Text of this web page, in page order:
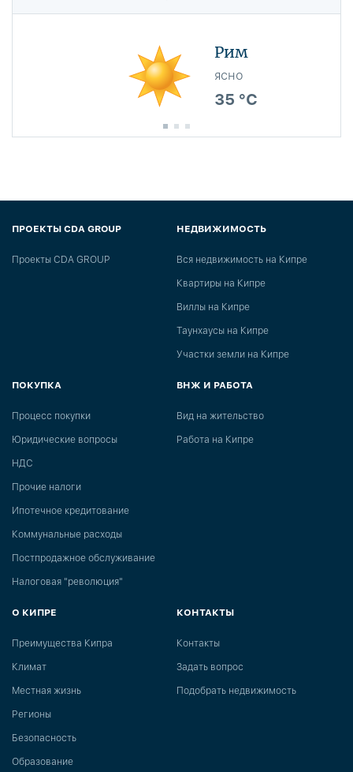
Рим
ясно
35 °C
ПРОЕКТЫ CDA GROUP
Проекты CDA GROUP
НЕДВИЖИМОСТЬ
Вся недвижимость на Кипре
Квартиры на Кипре
Виллы на Кипре
Таунхаусы на Кипре
Участки земли на Кипре
ПОКУПКА
Процесс покупки
Юридические вопросы
НДС
Прочие налоги
Ипотечное кредитование
Коммунальные расходы
Постпродажное обслуживание
Налоговая "революция"
ВНЖ И РАБОТА
Вид на жительство
Работа на Кипре
О КИПРЕ
Преимущества Кипра
Климат
Местная жизнь
Регионы
Безопасность
Образование
КОНТАКТЫ
Контакты
Задать вопрос
Подобрать недвижимость